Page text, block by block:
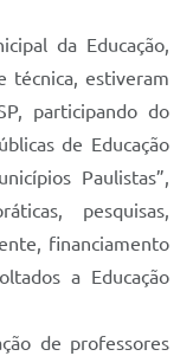
da Educação,
técnica, estiveram
participando do
de Educação
Paulistas”,
pesquisas,
financiamento
a Educação
de professores